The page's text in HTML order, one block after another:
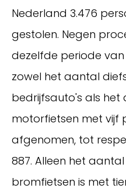
Nederland 3.476
gestolen. Negen
dezelfde periode van
zowel het aantal
bedrijfsauto's als
motorfietsen met vijf
afgenomen, tot
887. Alleen het
bromfietsen is met